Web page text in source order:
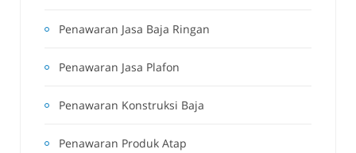
Penawaran Jasa Baja Ringan
Penawaran Jasa Plafon
Penawaran Konstruksi Baja
Penawaran Produk Atap